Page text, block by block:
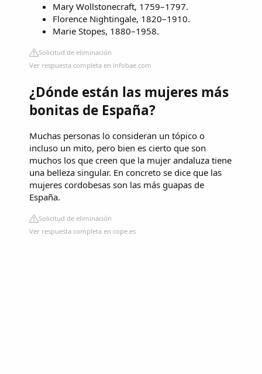
Mary Wollstonecraft, 1759–1797.
Florence Nightingale, 1820–1910.
Marie Stopes, 1880–1958.
Solicitud de eliminación
Ver respuesta completa en infobae.com
¿Dónde están las mujeres más
bonitas de España?
Muchas personas lo consideran un tópico o
incluso un mito, pero bien es cierto que son
muchos los que creen que la mujer andaluza tiene
una belleza singular. En concreto se dice que las
mujeres cordobesas son las más guapas de
España.
Solicitud de eliminación
Ver respuesta completa en cope.es